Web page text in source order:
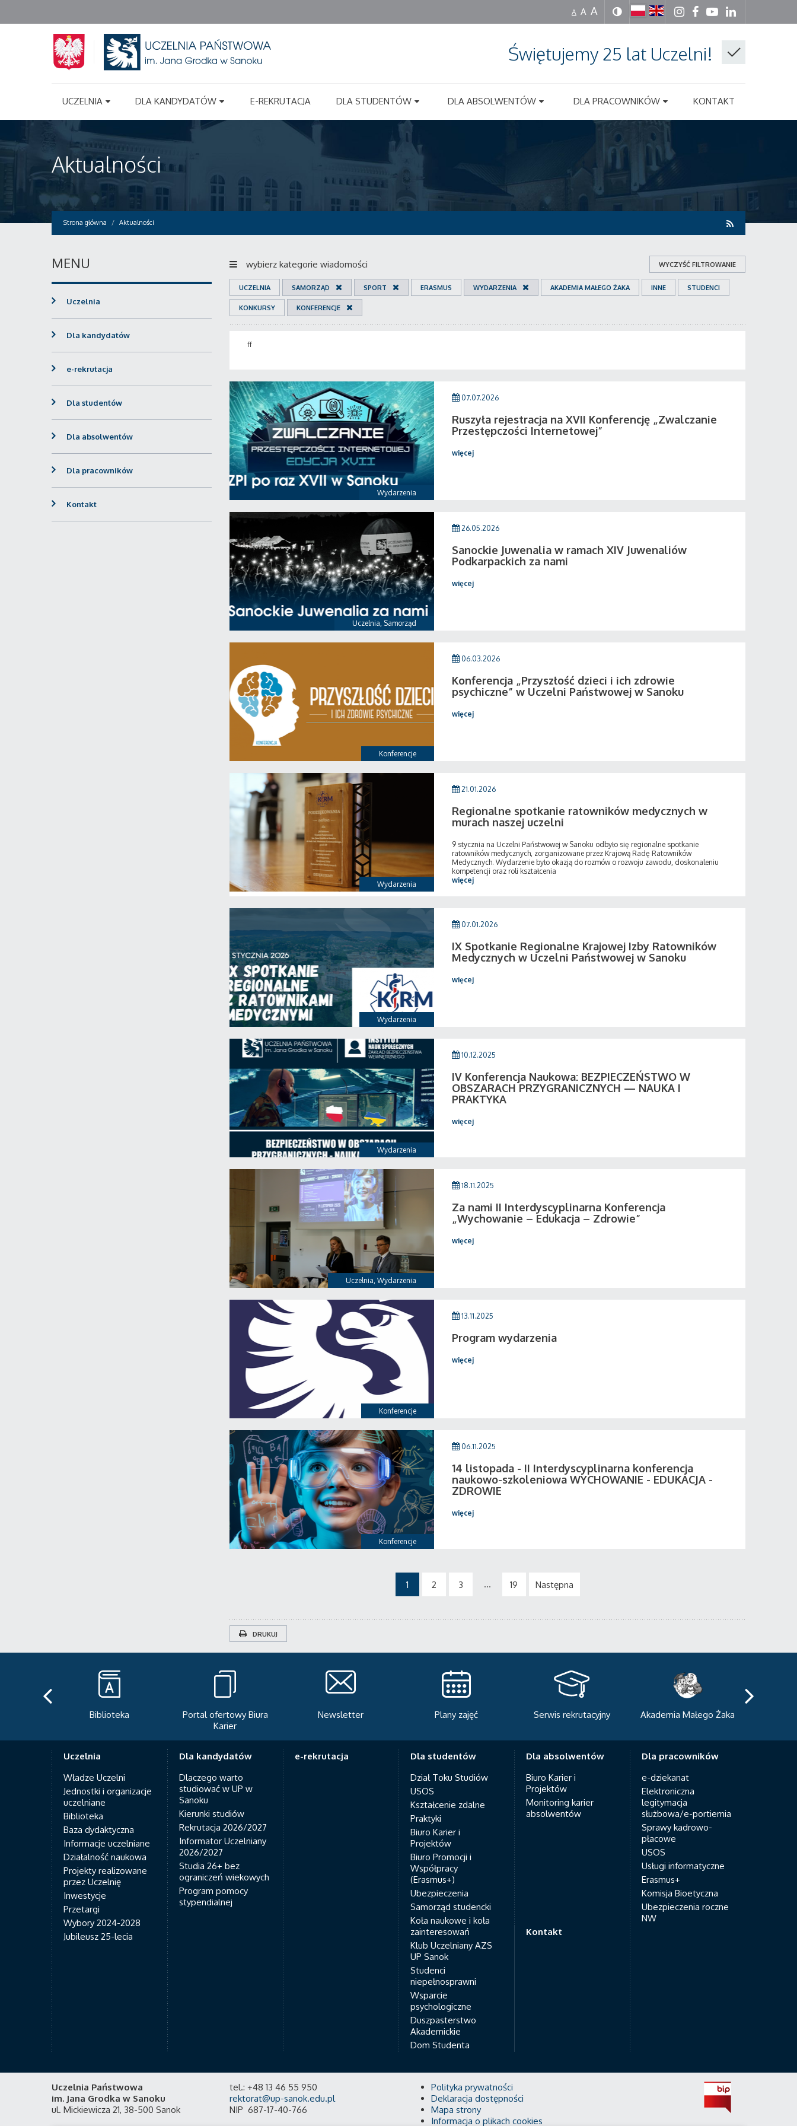
A A A
Świętujemy 25 lat Uczelni!
UCZELNIA DLA KANDYDATÓW E-REKRUTACJA DLA STUDENTÓW DLA ABSOLWENTÓW DLA PRACOWNIKÓW KONTAKT
Aktualności
Strona główna Aktualności
wybierz kategorie wiadomości WYCZYŚĆ FILTROWANIE
UCZELNIA SAMORZĄD SPORT ERASMUS WYDARZENIA AKADEMIA MAŁEGO ŻAKA INNE STUDENCI
KONKURSY KONFERENCJE
ff
Wydarzenia
07.07.2026
Ruszyła rejestracja na XVII Konferencję „Zwalczanie
Przestępczości Internetowej”
więcej
Uczelnia, Samorząd
26.05.2026
Sanockie Juwenalia w ramach XIV Juwenaliów
Podkarpackich za nami
więcej
Konferencje
06.03.2026
Konferencja „Przyszłość dzieci i ich zdrowie
psychiczne” w Uczelni Państwowej w Sanoku
więcej
Wydarzenia
21.01.2026
Regionalne spotkanie ratowników medycznych w
murach naszej uczelni
9 stycznia na Uczelni Państwowej w Sanoku odbyło się regionalne spotkanie
ratowników medycznych, zorganizowane przez Krajową Radę Ratowników
Medycznych. Wydarzenie było okazją do rozmów o rozwoju zawodu, doskonaleniu
kompetencji oraz roli kształcenia
więcej
Wydarzenia
07.01.2026
IX Spotkanie Regionalne Krajowej Izby Ratowników
Medycznych w Uczelni Państwowej w Sanoku
więcej
Wydarzenia
10.12.2025
IV Konferencja Naukowa: BEZPIECZEŃSTWO W
OBSZARACH PRZYGRANICZNYCH — NAUKA I
PRAKTYKA
więcej
Uczelnia, Wydarzenia
18.11.2025
Za nami II Interdyscyplinarna Konferencja
„Wychowanie – Edukacja – Zdrowie”
więcej
Konferencje
13.11.2025
Program wydarzenia
więcej
Konferencje
06.11.2025
14 listopada - II Interdyscyplinarna konferencja
naukowo-szkoleniowa WYCHOWANIE - EDUKACJA -
ZDROWIE
więcej
1 2 3 ... 19 Następna
DRUKUJ
MENU
Uczelnia
Dla kandydatów
e-rekrutacja
Dla studentów
Dla absolwentów
Dla pracowników
Kontakt
Portal ofertowy Biura
Newsletter Plany zajęć Serwis rekrutacyjny Akademia Małego Żaka
Centrum Sportowo-
Uczelnia
Władze Uczelni
Jednostki i organizacje
uczelniane
Biblioteka
Baza dydaktyczna
Informacje uczelniane
Działalność naukowa
Projekty realizowane
przez Uczelnię
Inwestycje
Przetargi
Wybory 2024-2028
Jubileusz 25-lecia
Dla kandydatów
Dlaczego warto
studiować w UP w
Sanoku
Kierunki studiów
Rekrutacja 2026/2027
Informator Uczelniany
2026/2027
Studia 26+ bez
ograniczeń wiekowych
Program pomocy
stypendialnej
e-rekrutacja
Dla studentów
Dział Toku Studiów
USOS
Kształcenie zdalne
Praktyki
Biuro Karier i
Projektów
Biuro Promocji i
Współpracy
(Erasmus+)
Ubezpieczenia
Samorząd studencki
Koła naukowe i koła
zainteresowań
Klub Uczelniany AZS
UP Sanok
Studenci
niepełnosprawni
Wsparcie
psychologiczne
Duszpasterstwo
Akademickie
Dom Studenta
Dla absolwentów
Biuro Karier i
Projektów
Monitoring karier
absolwentów
Dla pracowników
e-dziekanat
Elektroniczna
legitymacja
służbowa/e-portiernia
Sprawy kadrowo-
płacowe
USOS
Usługi informatyczne
Erasmus+
Komisja Bioetyczna
Ubezpieczenia roczne
NW
Kontakt
Uczelnia Państwowa
im. Jana Grodka w Sanoku
ul. Mickiewicza 21, 38-500 Sanok
tel.: +48 13 46 55 950
rektorat@up-sanok.edu.pl
NIP 687-17-40-766
Polityka prywatności
Deklaracja dostępności
Mapa strony
Informacja o plikach cookies